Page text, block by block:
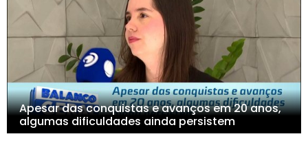
Apesar das conquistas e avanços em 20 anos,
algumas dificuldades ainda persistem